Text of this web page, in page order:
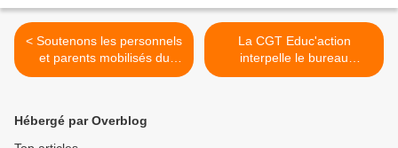
< Soutenons les personnels
et parents mobilisés du
collège Lalande (Toulouse)
La CGT Educ'action
interpelle le bureau
confédéral de la CGT >
Hébergé par Overblog